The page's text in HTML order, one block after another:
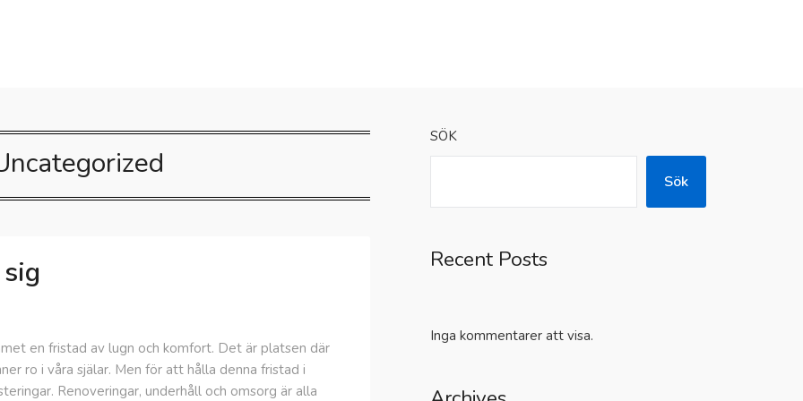
en fristad av lugn och komfort. Det är platsen där
ro i våra själar. Men för att hålla denna fristad i
Renoveringar, underhåll och omsorg är alla
SÖK
Sök
Recent Posts
Inga kommentarer att visa.